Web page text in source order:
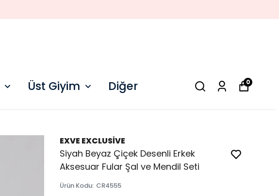
Üst Giyim Diğer 0
EXVE EXCLUSİVE
Siyah Beyaz Çiçek Desenli Erkek
Aksesuar Fular Şal ve Mendil Seti
Ürün Kodu: CR4555